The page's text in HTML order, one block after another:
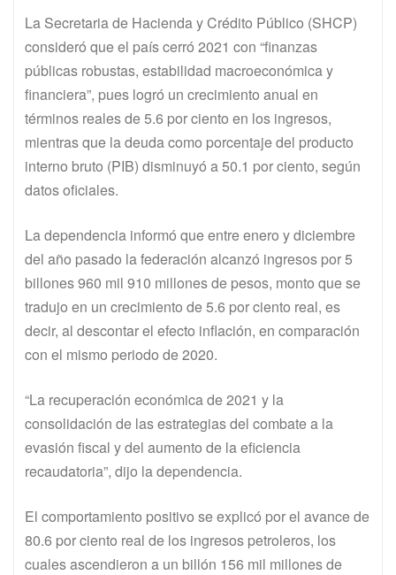
La Secretaria de Hacienda y Crédito Público (SHCP)
consideró que el país cerró 2021 con “finanzas
públicas robustas, estabilidad macroeconómica y
financiera”, pues logró un crecimiento anual en
términos reales de 5.6 por ciento en los ingresos,
mientras que la deuda como porcentaje del producto
interno bruto (PIB) disminuyó a 50.1 por ciento, según
datos oficiales.
La dependencia informó que entre enero y diciembre
del año pasado la federación alcanzó ingresos por 5
billones 960 mil 910 millones de pesos, monto que se
tradujo en un crecimiento de 5.6 por ciento real, es
decir, al descontar el efecto inflación, en comparación
con el mismo periodo de 2020.
“La recuperación económica de 2021 y la
consolidación de las estrategias del combate a la
evasión fiscal y del aumento de la eficiencia
recaudatoria”, dijo la dependencia.
El comportamiento positivo se explicó por el avance de
80.6 por ciento real de los ingresos petroleros, los
cuales ascendieron a un billón 156 mil millones de